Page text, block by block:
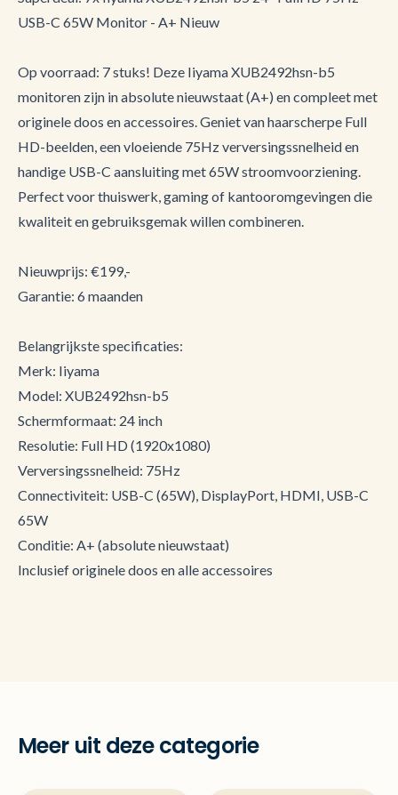
USB-C 65W Monitor - A+ Nieuw
Op voorraad: 7 stuks! Deze Iiyama XUB2492hsn-b5
monitoren zijn in absolute nieuwstaat (A+) en compleet met
originele doos en accessoires. Geniet van haarscherpe Full
HD-beelden, een vloeiende 75Hz verversingssnelheid en
handige USB-C aansluiting met 65W stroomvoorziening.
Perfect voor thuiswerk, gaming of kantooromgevingen die
kwaliteit en gebruiksgemak willen combineren.
Nieuwprijs: €199,-
Garantie: 6 maanden
Belangrijkste specificaties:
Merk: Iiyama
Model: XUB2492hsn-b5
Schermformaat: 24 inch
Resolutie: Full HD (1920x1080)
Verversingssnelheid: 75Hz
Connectiviteit: USB-C (65W), DisplayPort, HDMI, USB-C
65W
Conditie: A+ (absolute nieuwstaat)
Inclusief originele doos en alle accessoires
Meer uit deze categorie